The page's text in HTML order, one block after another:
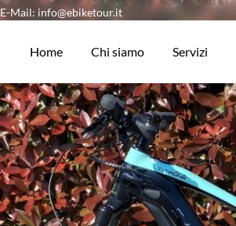
E-Mail: info@ebiketour.it
Home Chi siamo Servizi